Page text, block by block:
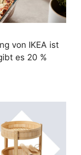
von IKEA ist
es 20 %